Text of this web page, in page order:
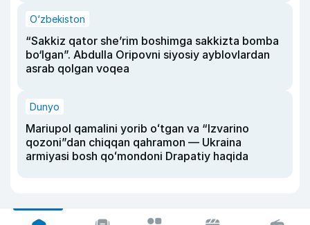
O‘zbekiston
“Sakkiz qator she’rim boshimga sakkizta bomba
bo‘lgan”. Abdulla Oripovni siyosiy ayblovlardan
asrab qolgan voqea
Dunyo
Mariupol qamalini yorib oʻtgan va “Izvarino
qozoni”dan chiqqan qahramon — Ukraina
armiyasi bosh qoʻmondoni Drapatiy haqida